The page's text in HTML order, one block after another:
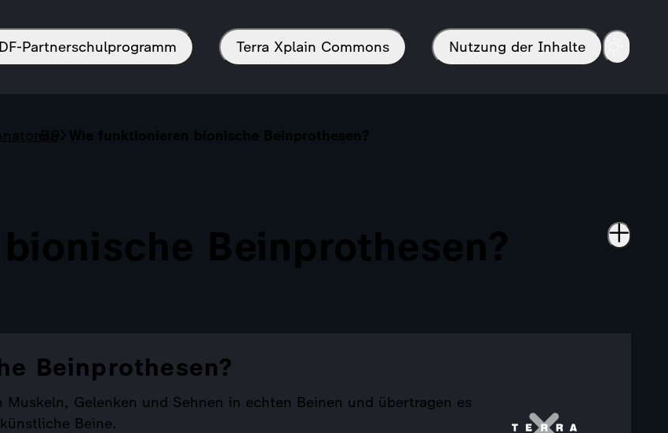
Partnerschulprogramm Terra Xplain Commons Nutzung der Inhalte
Wie funktionieren bionische Beinprothesen?
Beinprothesen?
Beinprothesen?
Gelenken und Sehnen in echten Beinen und übertragen es
Beine.